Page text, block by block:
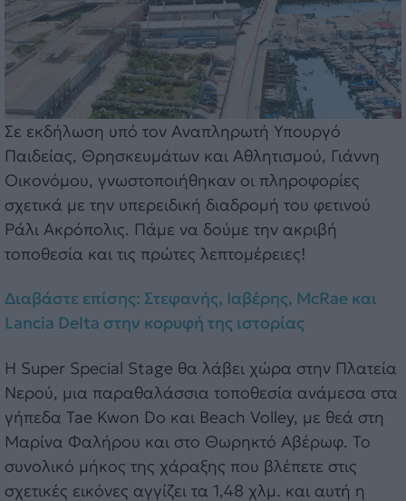
Σε εκδήλωση υπό τον Αναπληρωτή Υπουργό
Παιδείας, Θρησκευμάτων και Αθλητισμού, Γιάννη
Οικονόμου, γνωστοποιήθηκαν οι πληροφορίες
σχετικά με την υπερειδική διαδρομή του φετινού
Ράλι Ακρόπολις. Πάμε να δούμε την ακριβή
τοποθεσία και τις πρώτες λεπτομέρειες!
Διαβάστε επίσης: Στεφανής, Ιαβέρης, McRae και
Lancia Delta στην κορυφή της ιστορίας
Η Super Special Stage θα λάβει χώρα στην Πλατεία
Νερού, μια παραθαλάσσια τοποθεσία ανάμεσα στα
γήπεδα Tae Kwon Do και Beach Volley, με θεά στη
Μαρίνα Φαλήρου και στο Θωρηκτό Αβέρωφ. Το
συνολικό μήκος της χάραξης που βλέπετε στις
σχετικές εικόνες αγγίζει τα 1,48 χλμ. και αυτή η